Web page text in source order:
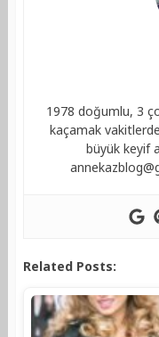
1978 doğumlu, 3
kaçamak
büyük keyif
Related Posts: